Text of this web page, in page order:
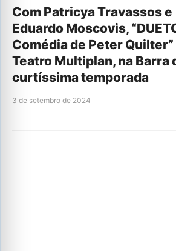
Com Patricya Travassos e
Eduardo Moscovis,
Comédia de Peter
Teatro Multiplan, na Barra
curtíssima temporada
3 de setembro de 2024